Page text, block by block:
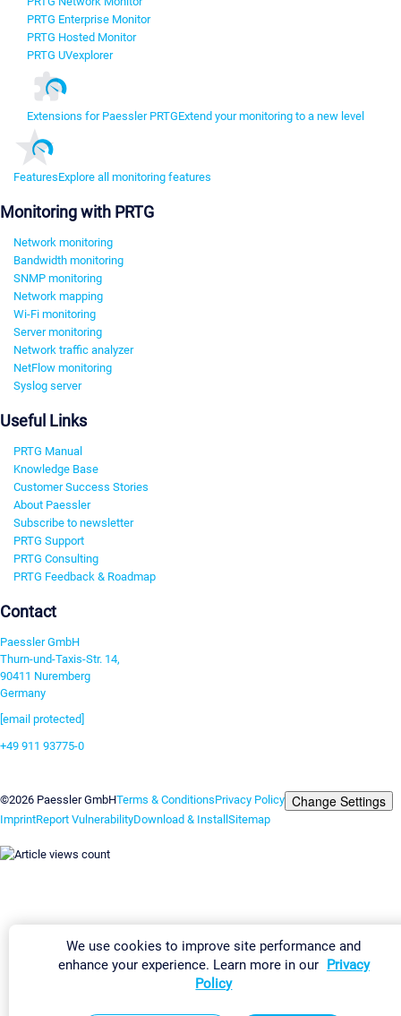
PRTG Enterprise Monitor
PRTG Hosted Monitor
PRTG UVexplorer
Extensions for Paessler PRTGExtend your monitoring to a new level
FeaturesExplore all monitoring features
Monitoring with PRTG
Network monitoring
Bandwidth monitoring
SNMP monitoring
Network mapping
Wi-Fi monitoring
Server monitoring
Network traffic analyzer
NetFlow monitoring
Syslog server
Useful Links
PRTG Manual
Knowledge Base
Customer Success Stories
About Paessler
Subscribe to newsletter
PRTG Support
PRTG Consulting
PRTG Feedback & Roadmap
Contact
Paessler GmbH
Thurn-und-Taxis-Str. 14,
90411 Nuremberg
Germany
[email protected]
+49 911 93775-0
©2026 Paessler GmbHTerms & ConditionsPrivacy Policy Change Settings
ImprintReport VulnerabilityDownload & InstallSitemap
We use cookies to improve site performance and
enhance your experience. Learn more in our Privacy
Policy